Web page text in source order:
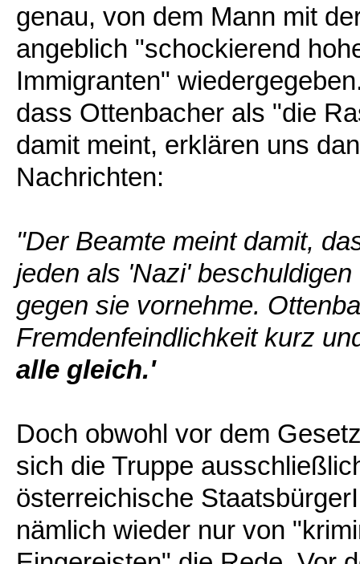
genau, von dem Mann mit
angeblich "schockierend
Immigranten"
dass Ottenbacher als "die
damit meint, erklären uns
Nachrichten:
"Der Beamte meint damit,
jeden als 'Nazi'
gegen sie vornehme.
Fremdenfeindlichkeit kurz
alle gleich.'
Doch obwohl vor dem
sich die Truppe
österreichische
nämlich wieder nur von